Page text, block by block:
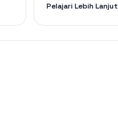
Pelajari Lebih Lanjut